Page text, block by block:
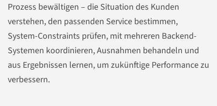
Prozess bewältigen – die Situation des Kunden
verstehen, den passenden Service bestimmen,
System-Constraints prüfen, mit mehreren Backend-
Systemen koordinieren, Ausnahmen behandeln und
aus Ergebnissen lernen, um zukünftige Performance zu
verbessern.